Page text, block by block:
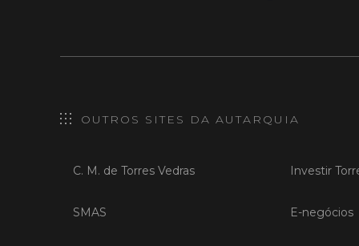
OUTROS SITES DA AUTARQUIA
C. M. de Torres Vedras
SMAS
Investir
E-negócios